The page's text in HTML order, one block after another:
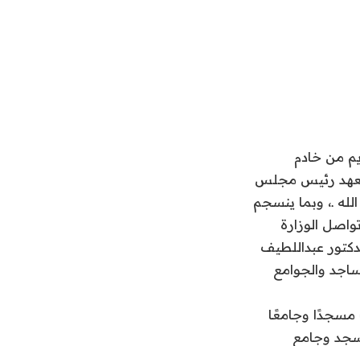
من خادم
رئيس مجلس
ـ، وبما ينسجم
تواصل الوزارة
عبداللطيف
المساجد والجوامع
الإجمالية للعقود (87,887,781) ريالًا، لتشمل صيانة وتشغيل (1,392) مسجدًا وجامعًا
حيث تم بمنطقة عسير ترسية عقد لصيانة (300) مسجد وجامع